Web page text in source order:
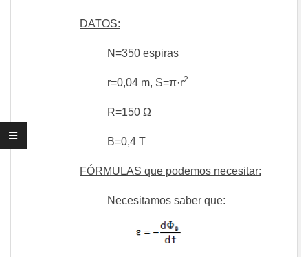
DATOS:
N=350 espiras
r=0,04 m, S=π·r2
R=150 Ω
B=0,4 T
FÓRMULAS que podemos necesitar:
Necesitamos saber que: